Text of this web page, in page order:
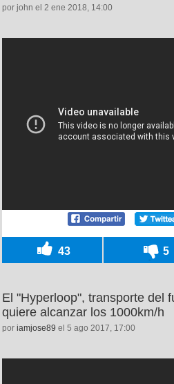
por john el 2 ene 2018, 14:00
43 5
El "Hyperloop", transporte del
quiere alcanzar los 1000km/h
por iamjose89 el 5 ago 2017, 17:00